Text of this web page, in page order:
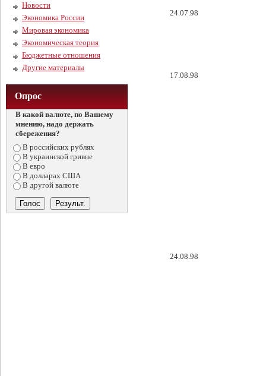
Новости
Экономика России
Мировая экономика
Экономическая теория
Бюджетные отношения
Другие материалы
Опрос
В какой валюте, по Вашему
мнению, надо держать
сбережения?
В российских рублях
В украинской гривне
В евро
В долларах США
В другой валюте
24.07.98
17.08.98
24.08.98